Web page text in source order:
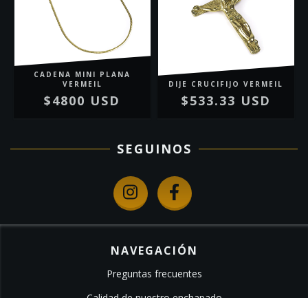
CADENA MINI PLANA
VERMEIL
$4800 USD
DIJE CRUCIFIJO VERMEIL
$533.33 USD
SEGUINOS
NAVEGACIÓN
Preguntas frecuentes